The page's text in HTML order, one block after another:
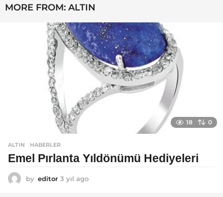
l
g
o
MORE FROM: ALTIN
18 0
ALTIN ,HABERLER
Emel Pırlanta Yıldönümü Hediyeleri
by editor 3 yıl ago